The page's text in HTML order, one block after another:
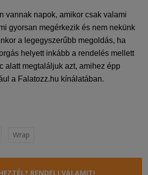
vannak napok, amikor csak valami
gyorsan megérkezik és nem nekünk
a legegyszerűbb megoldás, ha
helyettinkább a rendelés mellett
alatt megtaláljuk azt, amihez épp
a Falatozz.hu kínálatában.
Wrap
RENDELJ VALAMIT!